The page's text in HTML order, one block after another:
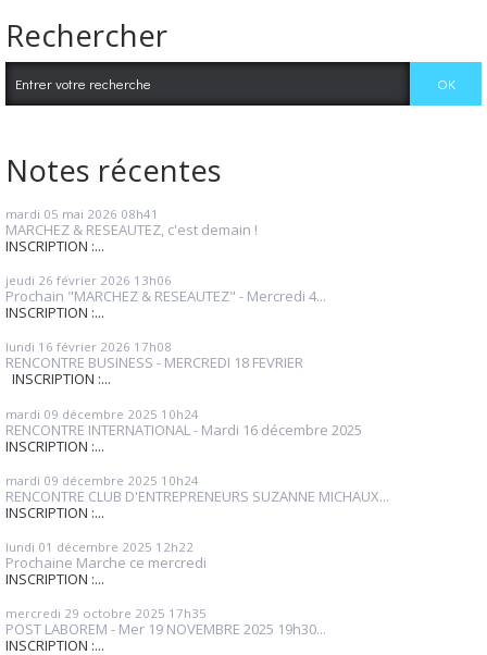
Rechercher
Notes récentes
mardi 05 mai 2026 08h41
MARCHEZ & RESEAUTEZ, c'est demain !
INSCRIPTION :...
jeudi 26 février 2026 13h06
Prochain "MARCHEZ & RESEAUTEZ" - Mercredi 4...
INSCRIPTION :...
lundi 16 février 2026 17h08
RENCONTRE BUSINESS - MERCREDI 18 FEVRIER
INSCRIPTION :...
mardi 09 décembre 2025 10h24
RENCONTRE INTERNATIONAL - Mardi 16 décembre 2025
INSCRIPTION :...
mardi 09 décembre 2025 10h24
RENCONTRE CLUB D'ENTREPRENEURS SUZANNE MICHAUX...
INSCRIPTION :...
lundi 01 décembre 2025 12h22
Prochaine Marche ce mercredi
INSCRIPTION :...
mercredi 29 octobre 2025 17h35
POST LABOREM - Mer 19 NOVEMBRE 2025 19h30...
INSCRIPTION :...